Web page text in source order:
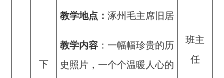
下
教学地点：涿州毛主席旧居
教学内容 ：一幅幅珍贵的历
史照片，一个个温暖人心的
班主
任